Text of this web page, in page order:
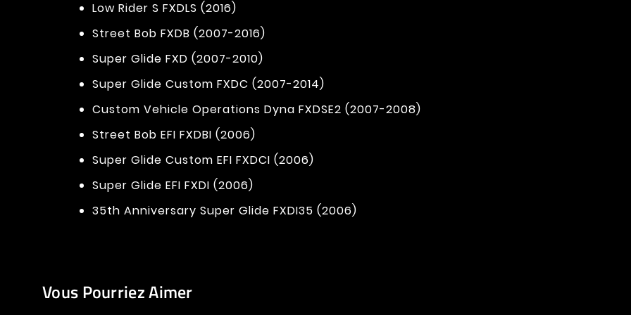
Low Rider S FXDLS (2016)
Street Bob FXDB (2007-2016)
Super Glide FXD (2007-2010)
Super Glide Custom FXDC (2007-2014)
Custom Vehicle Operations Dyna FXDSE2 (2007-2008)
Street Bob EFI FXDBI (2006)
Super Glide Custom EFI FXDCI (2006)
Super Glide EFI FXDI (2006)
35th Anniversary Super Glide FXDI35 (2006)
Vous Pourriez Aimer